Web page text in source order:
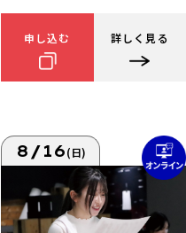
申し込む 詳しく見る
8/16(日)